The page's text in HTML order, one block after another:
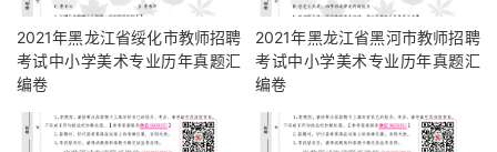
2021年黑龙江省绥化市教师招聘
考试中小学美术专业历年真题汇
编卷
2021年黑龙江省黑河市教师招聘
考试中小学美术专业历年真题汇
编卷